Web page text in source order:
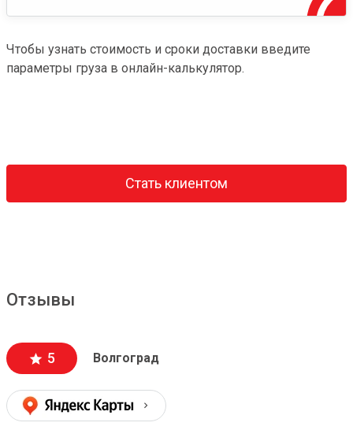
Чтобы узнать стоимость и сроки доставки введите
параметры груза в онлайн-калькулятор.
Стать клиентом
Отзывы
5 Волгоград